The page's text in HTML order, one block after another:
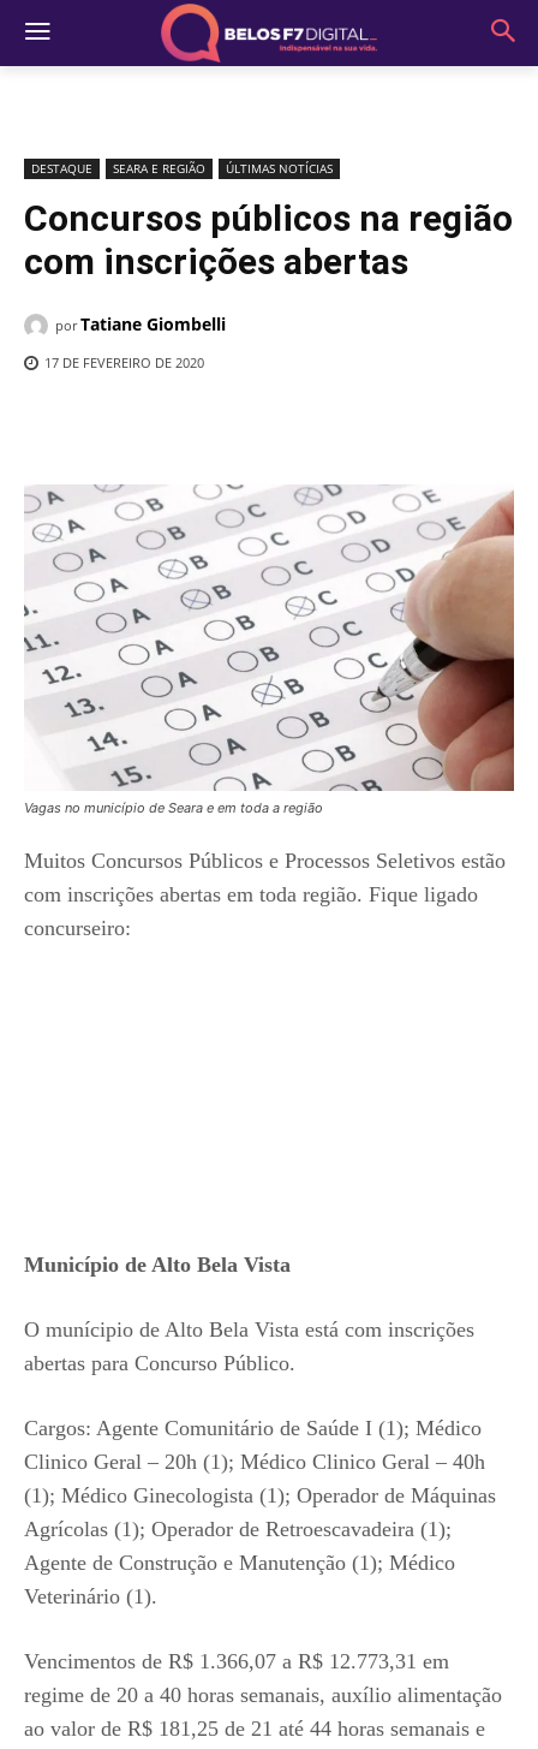
DESTAQUE SEARA E REGIÃO ÚLTIMAS NOTÍCIAS
Concursos públicos na região
com inscrições abertas
por Tatiane Giombelli
17 DE FEVEREIRO DE 2020
Vagas no município de Seara e em toda a região
Muitos Concursos Públicos e Processos Seletivos estão
com inscrições abertas em toda região. Fique ligado
concurseiro:
Município de Alto Bela Vista
O munícipio de Alto Bela Vista está com inscrições
abertas para Concurso Público.
Cargos: Agente Comunitário de Saúde I (1); Médico
Clinico Geral – 20h (1); Médico Clinico Geral – 40h
(1); Médico Ginecologista (1); Operador de Máquinas
Agrícolas (1); Operador de Retroescavadeira (1);
Agente de Construção e Manutenção (1); Médico
Veterinário (1).
Vencimentos de R$ 1.366,07 a R$ 12.773,31 em
regime de 20 a 40 horas semanais, auxílio alimentação
ao valor de R$ 181,25 de 21 até 44 horas semanais e